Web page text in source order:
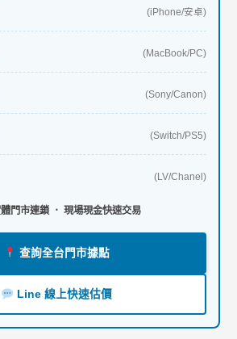
(iPhone/安卓)
(MacBook/PC)
(Sony/Canon)
(Switch/PS5)
(LV/Chanel)
門市連鎖 ． 現場現金快速交易
查詢全台門市據點
Line 線上快速估價